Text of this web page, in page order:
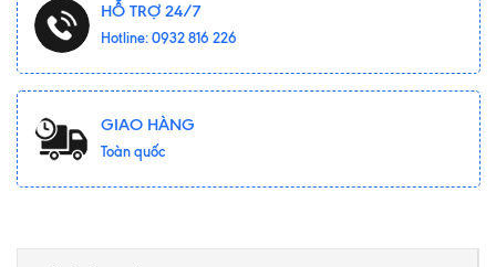
HỖ TRỢ 24/7
Hotline: 0932 816 226
GIAO HÀNG
Toàn quốc